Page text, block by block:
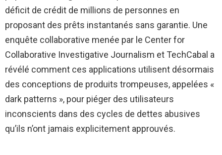
déficit de crédit de millions de personnes en
proposant des prêts instantanés sans garantie. Une
enquête collaborative menée par le Center for
Collaborative Investigative Journalism et TechCabal a
révélé comment ces applications utilisent désormais
des conceptions de produits trompeuses, appelées «
dark patterns », pour piéger des utilisateurs
inconscients dans des cycles de dettes abusives
qu’ils n’ont jamais explicitement approuvés.